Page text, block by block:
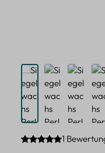
Durchschnittliche
1